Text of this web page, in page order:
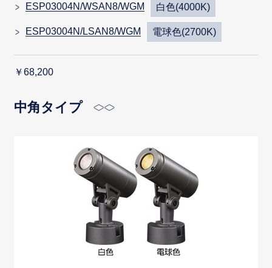
ESP03004N/WSAN8/WGM 白色(4000K)
ESP03004N/LSAN8/WGM 電球色(2700K)
￥68,200
中角タイプ